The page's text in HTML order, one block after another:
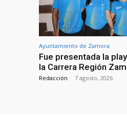
Ayuntamiento de Zamora
Fue presentada la
la Carrera Región
Redacción - 7 agosto, 2026